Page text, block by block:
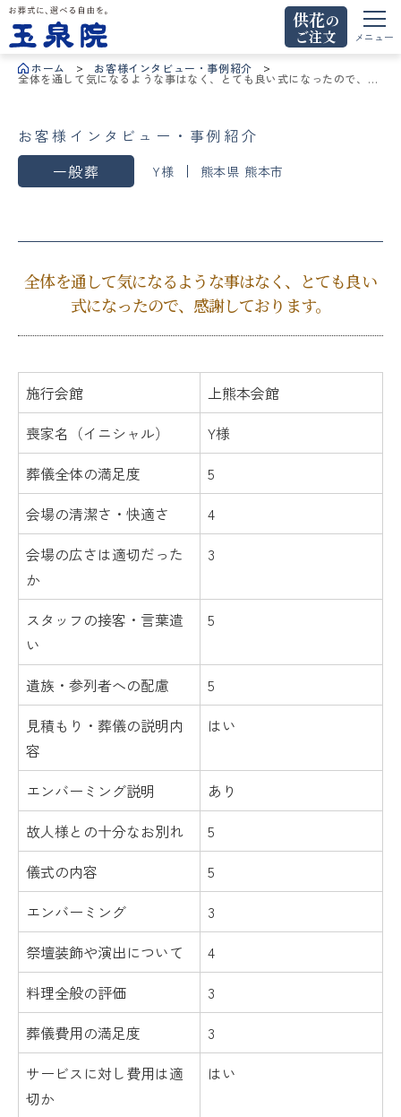
お葬式に、選べる自由を。玉泉院
供花の
ご注文
メニュー
ホーム お客様インタビュー・事例紹介
全体を通して気になるような事はなく、とても良い式になったので、感
謝しております。
お客様インタビュー・事例紹介
一般葬
Y様 熊本県 熊本市
全体を通して気になるような事はなく、とても良い
式になったので、感謝しております。
施行会館
上熊本会館
喪家名（イニシャル）
Y様
葬儀全体の満足度
5
会場の清潔さ・快適さ
4
会場の広さは適切だった
か
3
スタッフの接客・言葉遣
い
5
遺族・参列者への配慮
5
見積もり・葬儀の説明内
容
はい
エンバーミング説明
あり
故人様との十分なお別れ
5
儀式の内容
5
エンバーミング
3
祭壇装飾や演出について
4
料理全般の評価
3
葬儀費用の満足度
3
サービスに対し費用は適
切か
はい